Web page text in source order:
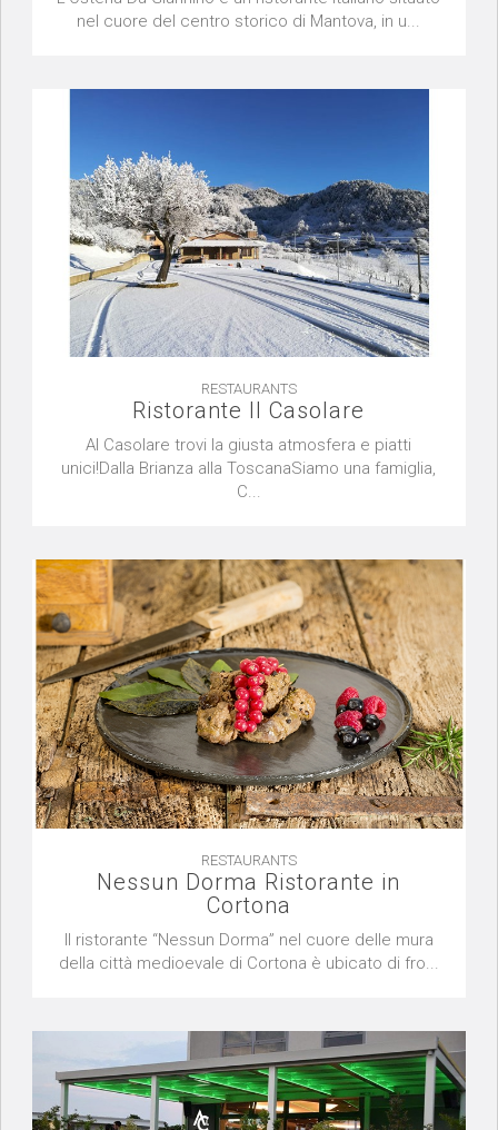
nel cuore del centro storico di Mantova, in u...
RESTAURANTS
Ristorante Il Casolare
Al Casolare trovi la giusta atmosfera e piatti
unici!Dalla Brianza alla ToscanaSiamo una famiglia,
C...
RESTAURANTS
Nessun Dorma Ristorante in
Cortona
Il ristorante “Nessun Dorma” nel cuore delle mura
della città medioevale di Cortona è ubicato di fro...